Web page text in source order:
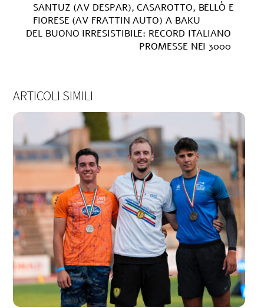
SANTUZ (AV DESPAR), CASAROTTO, BELLÒ E
FIORESE (AV FRATTIN AUTO) A BAKU
DEL BUONO IRRESISTIBILE: RECORD ITALIANO
PROMESSE NEI 3000
ARTICOLI SIMILI